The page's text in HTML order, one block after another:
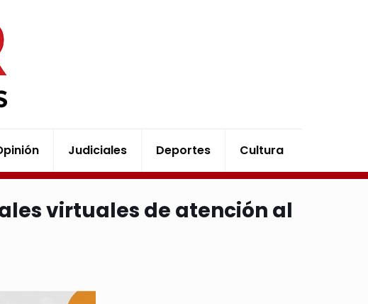
Judiciales Deportes Cultura
virtuales de atención al